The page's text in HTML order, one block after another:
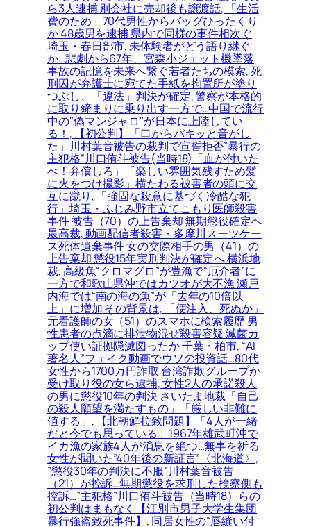
ら3人逮捕 別会社に売却後も譲渡話, 「生活
費のため」70代男性からバッグひったくり
か 48歳男を逮捕 県内で同様の事件相次ぐ
埼玉・春日部市, 未体験者がどう語り継ぐ
か…悲劇から67年、宮森小ジェット機墜落
事故の記憶を未来へ繋ぐ若者たちの模索, 死
刑囚が弁護士に宛てた手紙を拘置所が塗り
つぶし、「違法」判決が確定, 警察が本格的
に取り締まりに乗り出す一方で…中国で流行
中の″偽マンジャロ″が日本に上陸してい
る！, 【初公判】「口からバキッと音がし
た」川村葉音被告の裁判で宣誓拒否”暴行の
主犯格”川口侑斗被告(当時18)「血が付いた
べ！弁償しろ」「楽しい雰囲気残すため髪
に火をつけ撮影」横たわる被害者の頭に交
互に蹴り, 「強固な殺意に基づく冷酷な犯
行」埼玉・ふじみ野市立てこもり医師殺害
事件 被告（70）の上告棄却 無期懲役確定へ
最高裁, 動画配信者殺害・多摩川スーツケー
ス死体遺棄事件 女の交際相手の男（41）の
上告棄却 懲役15年実刑判決が確定へ 横浜地
裁, 高級魚“クロマグロ”が豊漁で“厄介者”に
一方で和歌山県沖ではカツオが大不漁 瀬戸
内海では“南の海の魚”が「去年の10倍以
上」に増加 その背景は, 「便注入、死ぬか」
元看護師の女（51）のスマホに検索履歴 男
性患者の点滴に排泄物混ぜ殺害容疑 滅菌カ
ップ使い証拠隠滅図ったか 千葉・柏市, “AI
著名人”フェイク動画でウソの投資話…80代
女性から1700万円詐取 台湾詐欺グループか
受け取り役の女ら逮捕, 女性2人の承諾殺人
の男に懲役10年の判決 さいたま地裁「自己
の殺人願望を満たすもの」「厳しい非難に
値する」, 【北朝鮮拉致問題】「4人が一緒
だと今でも思っている」1967年雄武町沖で
イカ漁の家族4人が消息を絶つ…無事を祈る
女性が聞いた”40年後の新証言”〈北海道〉,
”懲役30年の判決に不服”川村葉音被告
（21）が控訴…無期懲役を求刑した検察側も
控訴…”主犯格”川口侑斗被告（当時18）らの
初公判はまもなく【江別市男子大学生集団
暴行強盗致死事件】, 同居女性の“唇縫い付